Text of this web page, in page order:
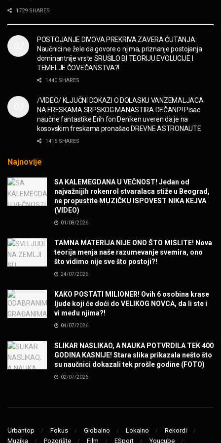
“Missin’ Yo’ Kissin'” BILLY ZZ TOP
MUZIKA
DIVNA! Ogi & Magnifico
FILM
MUZIKA
POVRATAK Iron Maiden The Writing On The Wall
SENIDAHHH!
Miss You! Charlie Watts
MUZIKA
MUZIKA
MAD MAD DRUMMER!
MUZIKA
1729 SHARES
POSTOJANJE DIVOVA PREKRIVA ZAVERA ĆUTANJA:
Naučnici ne žele da govore o njima, priznanje postojanja
dominantnije vrste SRUŠILO BI TEORIJU EVOLUCIJE I
TEMELJE ČOVEČANSTVA?!
1440 SHARES
/VIDEO/ KLJUČNI DOKAZI O DOLASKU VANZEMALJACA
NA FRESKAMA SRPSKOG MANASTIRA DEČANI?! Pisac
naučne fantastike Erih fon Deniken uveren da je na
kosovskim freskama pronašao DREVNE ASTRONAUTE
1415 SHARES
Najnovije
SA KALEMEGDANA U VEČNOST! Jedan od
najvažnijih rokenrol stvaralaca stiže u Beograd,
ne propustite MUZIČKU ISPOVEST NIKA KEJVA
(VIDEO)
01/08/2026
TAMNA MATERIJA NIJE ONO ŠTO MISLITE! Nova
teorija menja naše razumevanje svemira, ono
što vidimo nije sve što postoji?!
24/07/2026
KAKO POSTATI MILIONER! Ovih 6 osobina krase
ljude koji će doći do VELIKOG NOVCA, da li ste i
vi među njima?!
04/07/2026
SLIKAR NASLIKAO, A NAUKA POTVRDILA TEK 400
GODINA KASNIJE! Stara slika prikazala nešto što
su naučnici dokazali tek prošle godine (FOTO)
02/07/2026
Urbantop Fokus Globalno Lokalno
Rekordi
Muzika
Pozorište Film ESport Youcube